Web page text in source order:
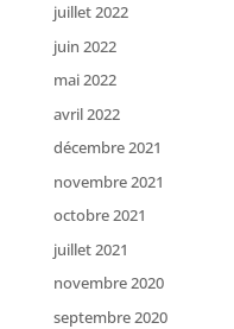
juillet 2022
juin 2022
mai 2022
avril 2022
décembre 2021
novembre 2021
octobre 2021
juillet 2021
novembre 2020
septembre 2020